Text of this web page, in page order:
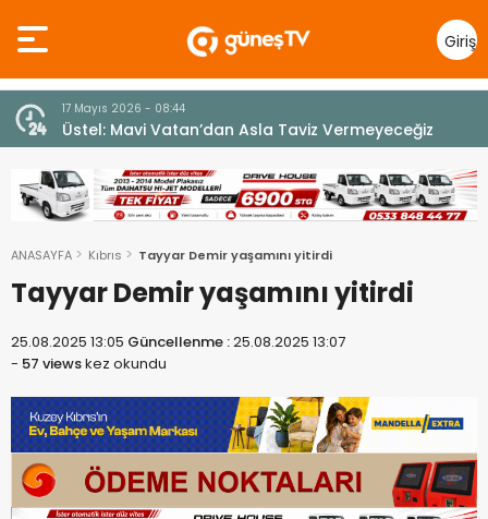
Giriş
Yap
7 Ağustos 2026 - 12:36
ÜSTEL: “ERENKÖY RUHU SONSUZA DEK YAŞAYACAK”
ANASAYFA Kıbrıs Tayyar Demir yaşamını yitirdi
Tayyar Demir yaşamını yitirdi
25.08.2025 13:05 Güncellenme :25.08.2025 13:07
- 57 viewskez okundu